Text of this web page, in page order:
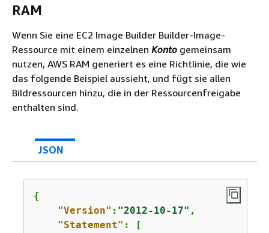
RAM
Wenn Sie eine EC2 Image Builder Builder-Image-
Ressource mit einem einzelnen Konto gemeinsam
nutzen, AWS RAM generiert es eine Richtlinie, die wie
das folgende Beispiel aussieht, und fügt sie allen
Bildressourcen hinzu, die in der Ressourcenfreigabe
enthalten sind.
JSON
{
"Version" : "2012-10-17" ,
"Statement" : [